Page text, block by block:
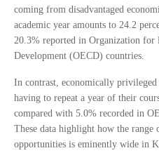
coming from disadvantaged
academic year amounts to 24.2
20.3% reported in Organization for
Development (OECD) countries.
In contrast, economically privileged
having to repeat a year of their
compared with 5.0% recorded in
These data highlight how the
opportunities is eminently wide in